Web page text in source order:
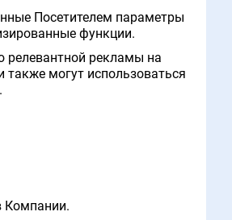
Посетителем параметры
функции.
релевантной рекламы на
могут использоваться
Компании.